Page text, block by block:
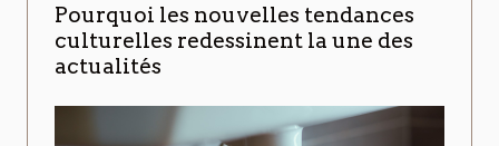
Pourquoi les nouvelles tendances
culturelles redessinent la une des
actualités